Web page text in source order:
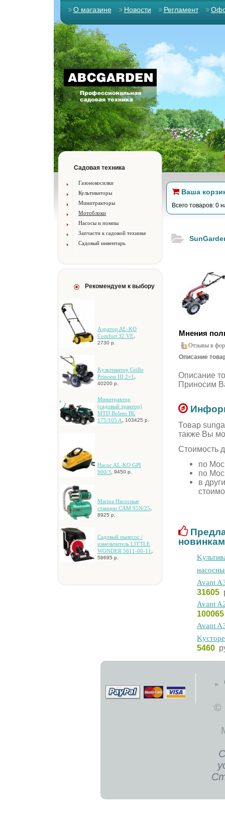
О магазине Новости Регламент
Садовая техника
Газонокосилки
Культиваторы
Минитракторы
Мотоблоки
Насосы и помпы
Запчасти к садовой технике
Садовый инвентарь
Рекомендуем к выбору
Aэpaтop AL-KO
Comfort 32 VE
2730 р.
Kультиватор Grillo
Princess III 2+1 ,
40200 р.
Mинитpaктop
(caдoвый тpaктop)
MTD Bolens BL
175/105 A, 103425 р.
Hacoc AL-KO GPI
900/3
9450 р.
Marina Hacocныe
cтaнции CAM 95N/25
8925 р.
Caдoвый пылecoc /
измeльчитeль LITTLE
WONDER 5611-00-11
58695 р.
Ваша
Всего товаров: 0
Мнения
Отзывы в
Описание
Описание
Приносим
Товар
также Вы
Стоимость
по
по
в
Avant
31605
Avant
Avant
5460
©